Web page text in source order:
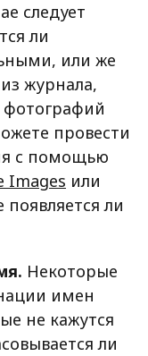
следует
ли
или же
журнала,
фотографий
провести
с помощью
Images или
ли
Некоторые
имен
не кажутся
ли